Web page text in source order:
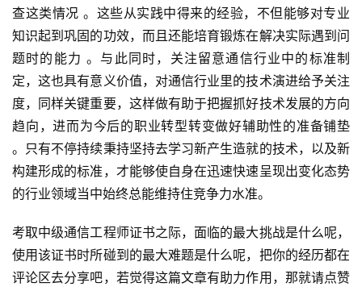
查这类情况 。这些从实践中得来的经验，不但能够对专业
知识起到巩固的功效，而且还能培育锻炼在解决实际遇到问
题时的能力 。与此同时，关注留意通信行业中的标准制
定，这也具有意义价值，对通信行业里的技术演进给予关注
度，同样关键重要，这样做有助于把握抓好技术发展的方向
趋向，进而为今后的职业转型转变做好辅助性的准备铺垫
。只有不停持续秉持坚持去学习新产生造就的技术，以及新
构建形成的标准，才能够使自身在迅速快速呈现出变化态势
的行业领域当中始终总能维持住竞争力水准。
考取中级通信工程师证书之际，面临的最大挑战是什么呢，
使用该证书时所碰到的最大难题是什么呢，把你的经历都在
评论区去分享吧，若觉得这篇文章有助力作用，那就请点赞